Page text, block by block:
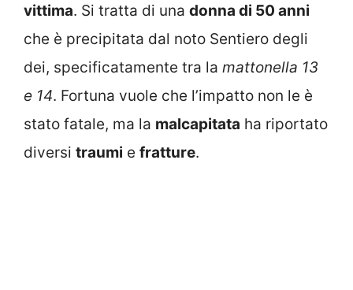
vittima. Si tratta di una donna di 50 anni
che è precipitata dal noto Sentiero degli
dei, specificatamente tra la mattonella 13
e 14. Fortuna vuole che l’impatto non le è
stato fatale, ma la malcapitata ha riportato
diversi traumi e fratture.